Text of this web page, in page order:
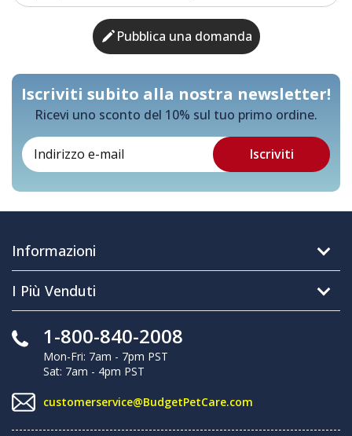
Pubblica una domanda
Iscriviti subito alla nostra newsletter!
Ricevi uno sconto del 10% sul tuo primo ordine.
Informazioni
I Più Venduti
1-800-840-2008
Mon-Fri: 7am - 7pm PST
Sat: 7am - 4pm PST
customerservice@BudgetPetCare.com